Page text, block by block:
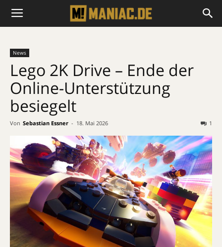
News
Lego 2K Drive – Ende der
Online-Unterstützung
besiegelt
Von Sebastian Essner - 18. Mai 2026 1